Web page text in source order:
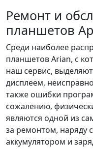
Ремонт и
планшетов
Среди наиболее
планшетов Arian, с
наш сервис,
дисплеем,
также ошибки
сожалению,
являются одной из
за ремонтом, наряду
аккумулятором и